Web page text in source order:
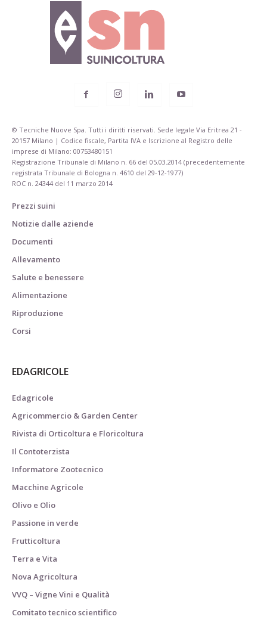
© Tecniche Nuove Spa. Tutti i diritti riservati. Sede legale Via Eritrea 21 -
20157 Milano | Codice fiscale, Partita IVA e Iscrizione al Registro delle
imprese di Milano: 00753480151
Registrazione Tribunale di Milano n. 66 del 05.03.2014 (precedentemente
registrata Tribunale di Bologna n. 4610 del 29-12-1977)
ROC n. 24344 del 11 marzo 2014
Prezzi suini
Notizie dalle aziende
Documenti
Allevamento
Salute e benessere
Alimentazione
Riproduzione
Corsi
EDAGRICOLE
Edagricole
Agricommercio & Garden Center
Rivista di Orticoltura e Floricoltura
Il Contoterzista
Informatore Zootecnico
Macchine Agricole
Olivo e Olio
Passione in verde
Frutticoltura
Terra e Vita
Nova Agricoltura
VVQ – Vigne Vini e Qualità
Comitato tecnico scientifico